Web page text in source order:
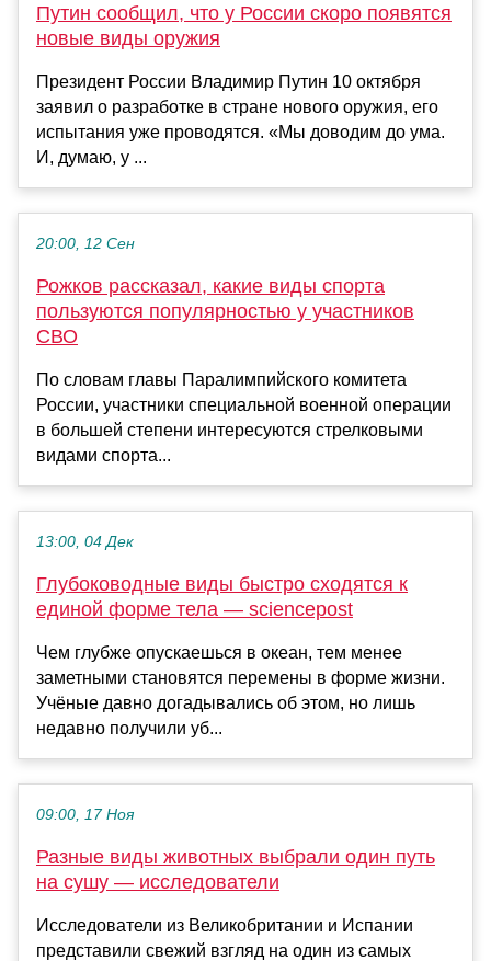
Путин сообщил, что у России скоро появятся
новые виды оружия
Президент России Владимир Путин 10 октября
заявил о разработке в стране нового оружия, его
испытания уже проводятся. «Мы доводим до ума.
И, думаю, у ...
20:00, 12 Сен
Рожков рассказал, какие виды спорта
пользуются популярностью у участников
СВО
По словам главы Паралимпийского комитета
России, участники специальной военной операции
в большей степени интересуются стрелковыми
видами спорта...
13:00, 04 Дек
Глубоководные виды быстро сходятся к
единой форме тела — sciencepost
Чем глубже опускаешься в океан, тем менее
заметными становятся перемены в форме жизни.
Учёные давно догадывались об этом, но лишь
недавно получили уб...
09:00, 17 Ноя
Разные виды животных выбрали один путь
на сушу — исследователи
Исследователи из Великобритании и Испании
представили свежий взгляд на один из самых